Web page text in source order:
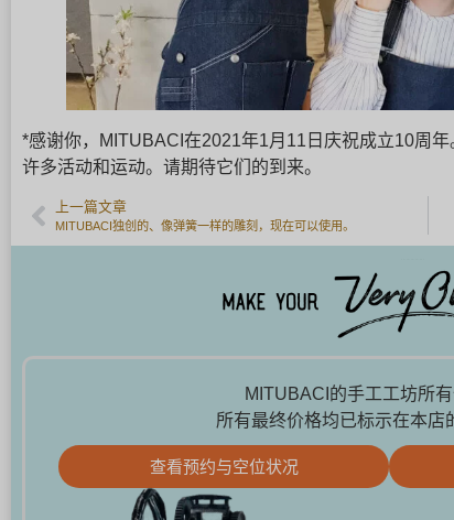
*感谢你，MITUBACI在2021年1月11日庆祝成立10周
许多活动和运动。请期待它们的到来。
上一篇文章
MITUBACI独创的、像弹簧一样的雕刻，现在可以使用。
MITUBACI的手工工坊所
所有最终价格均已标示在本店
查看预约与空位状况